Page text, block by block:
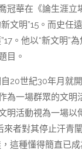
冠華在《論生涯
文明”15。而史任
。他以“新文明”
目。
20世紀30年月就
為一場群眾的文
活動視為一場以
者對其停止汗
這種懂得簡直已